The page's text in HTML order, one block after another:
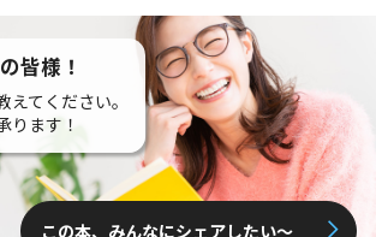
皆様！
えてください。
ります！
この本、みんなにシェアしたい〜